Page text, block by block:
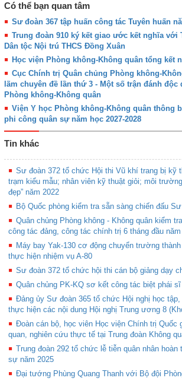
Có thể bạn quan tâm
Sư đoàn 367 tập huấn công tác Tuyên huấn
Trung đoàn 910 ký kết giao ước kết nghĩa với
Dân tộc Nội trú THCS Đồng Xuân
Học viện Phòng không-Không quân tổng kết
Cục Chính trị Quân chủng Phòng không-
lãm chuyên đề lần thứ 3 - Một số trận đánh độc
Phòng không-Không quân
Viện Y học Phòng không-Không quân thông
phi công quân sự năm học 2027-2028
Tin khác
Sư đoàn 372 tổ chức Hội thi Vũ khí trang bị kỹ
trạm kiểu mẫu; nhân viên kỹ thuật giỏi; môi
đẹp” năm 2022
Bộ Quốc phòng kiểm tra sẵn sàng chiến đấu
Quân chủng Phòng không - Không quân kiểm
công tác đảng, công tác chính trị 6 tháng đầu năm
Máy bay Yak-130 cơ động chuyển trường
thực hiện nhiệm vụ A-80
Sư đoàn 372 tổ chức hội thi cán bộ giảng dạy
Quân chủng PK-KQ sơ kết công tác biệt phái sĩ
Đảng ủy Sư đoàn 365 tổ chức Hội nghị học tập,
thực hiện các nội dung Hội nghị Trung ương 8
Đoàn cán bộ, học viên Học viện Chính trị Quốc
quan, nghiên cứu thực tế tại Trung đoàn Không
Trung đoàn 292 tổ chức lễ tiễn quân nhân hoàn
sự năm 2025
Đại tướng Phùng Quang Thanh với Bộ đội